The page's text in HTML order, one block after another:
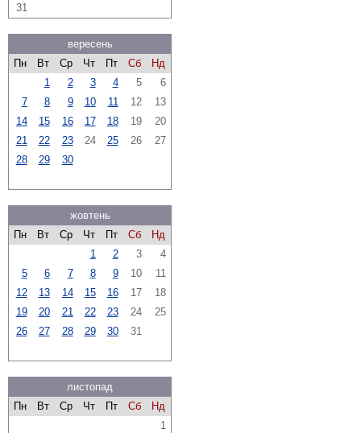
31
вересень
Пн
Вт Ср Чт Пт Сб
Нд
1
2 3 4 5
6
7
8 9 10 11 12
13
14
15 16 17 18 19
20
21
22 23 24 25 26
27
28
29 30
жовтень
Пн
Вт Ср Чт Пт Сб
Нд
1
2 3
4
5
6 7 8 9 10
11
12
13 14 15 16 17
18
19
20 21 22 23 24
25
26
27 28 29 30 31
листопад
Пн
Вт Ср Чт Пт Сб
Нд
1